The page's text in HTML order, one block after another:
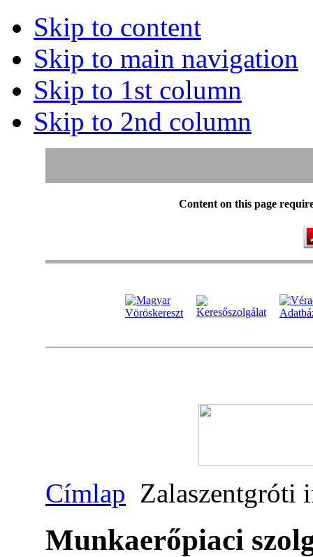
Skip to content
Skip to main navigation
Skip to 1st column
Skip to 2nd column
Content on this page
Címlap Zalaszentgróti
Munkaerőpiaci